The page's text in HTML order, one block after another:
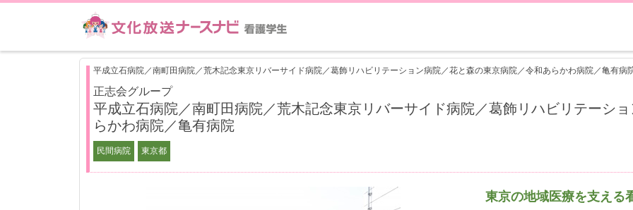
平成立石病院／南町田病院／荒木記念東京リバーサイド病院／葛飾リハビリテーション病院／花と森の東京病院／令和あらかわ病院／亀有病
正志会グループ
平成立石病院／南町田病院／荒木記念東京リバーサイド病院／葛飾リハビリテーシ
らかわ病院／亀有病院
民間病院 東京都
東京の地域医療を支える